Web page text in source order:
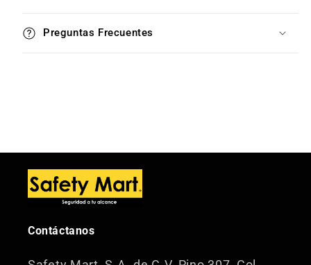
Preguntas Frecuentes
Contáctanos